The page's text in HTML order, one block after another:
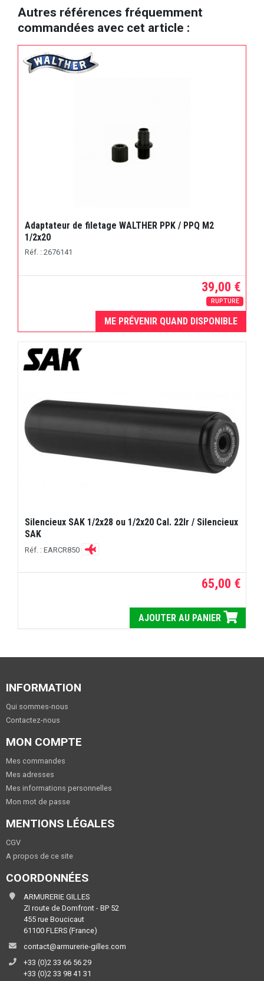
Autres références fréquemment
commandées avec cet article :
Adaptateur de filetage WALTHER PPK / PPQ M2
1/2x20
Réf. : 2676141
39,00 €
RUPTURE
ME PRÉVENIR QUAND DISPONIBLE
Silencieux SAK 1/2x28 ou 1/2x20 Cal. 22lr / Silencieux
SAK
Réf. : EARCR850
65,00 €
AJOUTER AU PANIER
INFORMATION
Qui sommes-nous
Contactez-nous
MON COMPTE
Mes commandes
Mes adresses
Mes informations personnelles
Mon mot de passe
MENTIONS LÉGALES
CGV
A propos de ce site
COORDONNÉES
ARMURERIE GILLES
ZI route de Domfront - BP 52
455 rue Boucicaut
61100 FLERS (France)
contact@armurerie-gilles.com
+33 (0)2 33 66 56 29
+33 (0)2 33 98 41 31